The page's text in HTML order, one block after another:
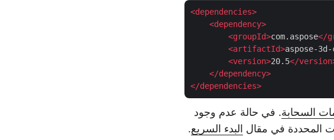
<dependencies>
<dependency>
<groupId>com.aspose</
<artifactId>aspose-
<version>20.5</version
</dependency>
</dependencies>
السحابة. في حالة عدم وجود
المحددة في مقال البدء السريع.